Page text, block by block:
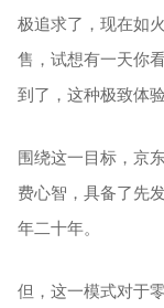
极追求了，现在如
售，试想有一天你
到了，这种极致体
围绕这一目标，京
费心智，具备了先
年二十年。
但，这一模式对于